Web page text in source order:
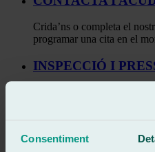
Consentiment
Crida’ns o completa el
programar una cita en el
INSPECCIÓ I
El nostre tècnic realitzarà
vehicle i et proporcionarà
REPARACIÓ